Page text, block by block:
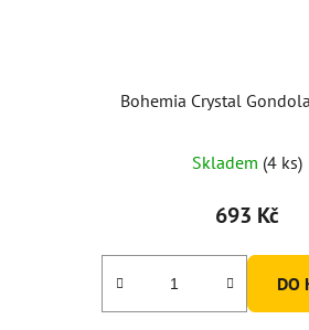
Bohemia Crystal
Skladem (4 ks)
693 Kč
DO